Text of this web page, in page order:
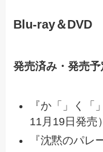
Blu-ray＆DVD
発売済み・発売予
『か「」く「
11月19日発売）
『沈黙のパレ